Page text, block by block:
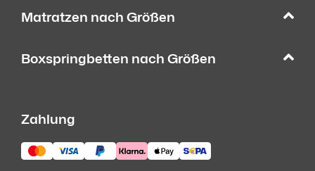
Matratzen nach Größen
Boxspringbetten nach Größen
Zahlung